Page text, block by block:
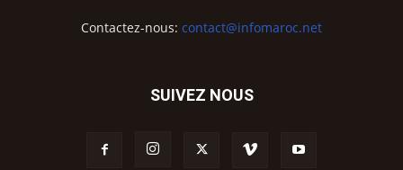
Contactez-nous: contact@infomaroc.net
SUIVEZ NOUS